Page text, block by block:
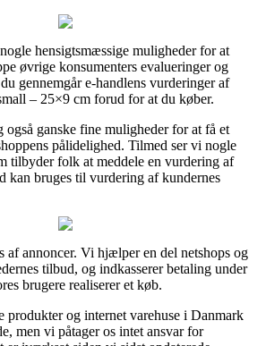
hensigtsmæssige muligheder for at
øvrige konsumenters evalueringer og
gennemgår e-handlens vurderinger af
– 25×9 cm forud for at du køber.
også ganske fine muligheder for at få et
pålidelighed. Tilmed ser vi nogle
tilbyder folk at meddele en vurdering af
kan bruges til vurdering af kundernes
af annoncer. Vi hjælper en del netshops og
tilbud, og indkasserer betaling under
brugere realiserer et køb.
produkter og internet varehuse i Danmark
men vi påtager os intet ansvar for